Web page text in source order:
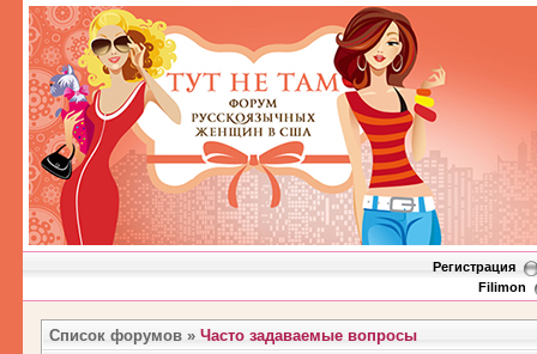
Регистрация
Filimon
Список форумов » Часто задаваемые вопросы